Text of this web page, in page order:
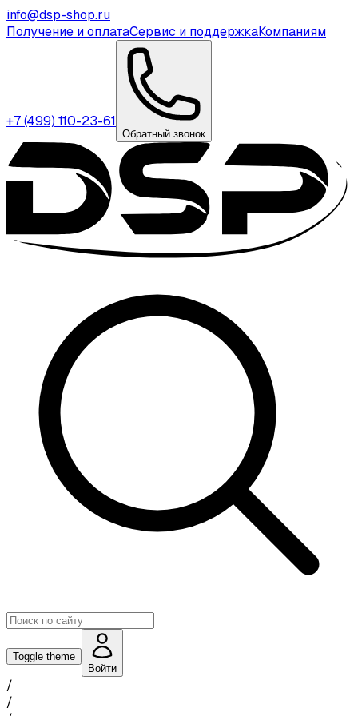
info@dsp-shop.ru
Получение и оплатаСервис и поддержкаКомпаниям
+7 (499) 110-23-61
Обратный звонок
Toggle theme
Войти
/
/